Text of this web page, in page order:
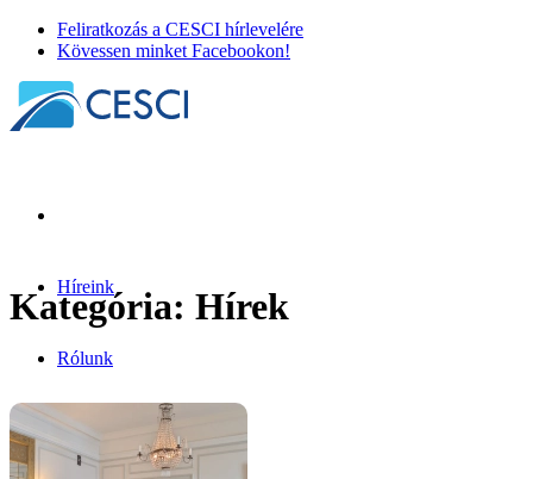
Feliratkozás a CESCI hírlevelére
Kövessen minket Facebookon!
Híreink
Rólunk
Tagjaink
Kategória: Hírek